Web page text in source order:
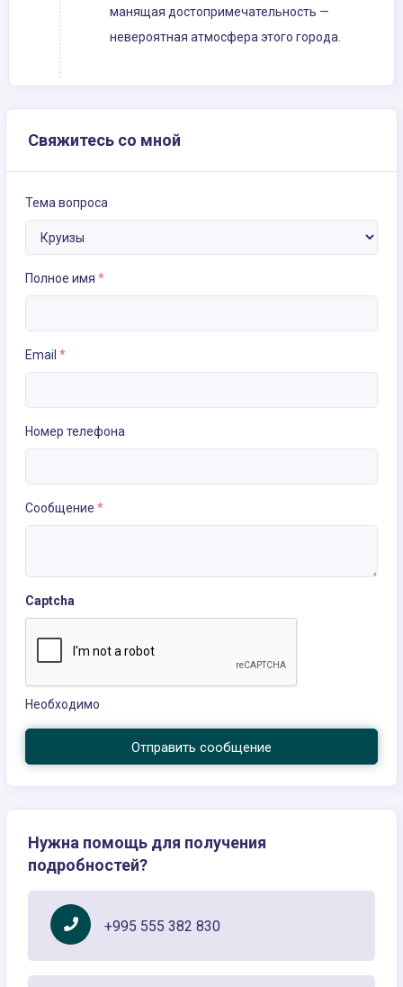
манящая достопримечательность —
невероятная атмосфера этого города.
Свяжитесь со мной
Тема вопроса
Полное имя *
Email *
Номер телефона
Сообщение *
Captcha
Необходимо
Отправить сообщение
Нужна помощь для получения
подробностей?
+995 555 382 830